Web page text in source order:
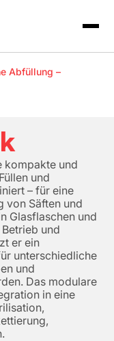
Abfüllung –
kompakte und
und
– für eine
von Säften und
Glasflaschen und
und
er ein
unterschiedliche
und
Das modulare
in eine